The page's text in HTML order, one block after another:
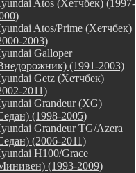
Atos (Хетчбек) (1997-
Atos/Prime (Хетчбек)
2003)
Galloper
(1991-2003)
Getz (Хетчбек)
2011)
Grandeur (XG)
(1998-2005)
Grandeur TG/Azera
(2006-2011)
H100/Grace
(1993-2009)